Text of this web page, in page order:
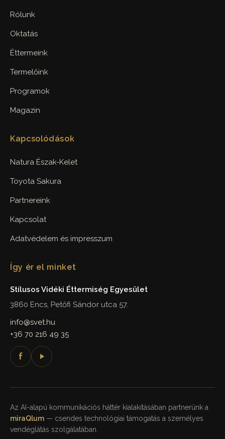
Rólunk
Oktatás
Éttermeink
Termelőink
Programok
Magazin
Kapcsolódások
Natura Észak-Kelet
Toyota Sakura
Partnereink
Kapcsolat
Adatvédelem és impresszum
Így ér el minket
Stílusos Vidéki Éttermiség Egyesület
3860 Encs, Petőfi Sándor utca 57.
info@svet.hu
+36 70 216 49 35
f
Az AI-alapú kommunikációs háttér kialakításában partnerünk a
miraQlum — csendes technológiai támogatás a személyes
vendéglátás szolgálatában.